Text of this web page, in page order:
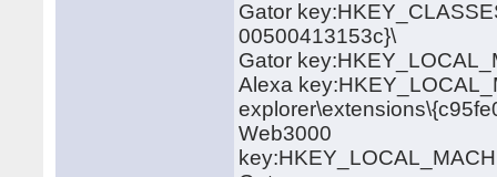
Gator
00500413153c}\
Gator
Alexa
Web3000